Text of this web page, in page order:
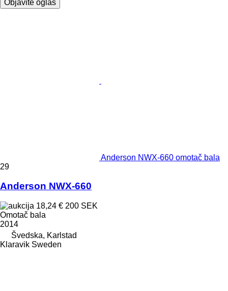
Objavite oglas
Anderson NWX-660 omotač bala
29
Anderson NWX-660
18,24 € 200 SEK
Omotač bala
2014
Švedska, Karlstad
Klaravik Sweden